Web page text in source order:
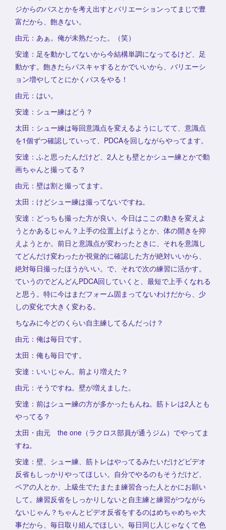
ジからのパスとかを考え出すとバリエーションってまじで豊
富だから、飽きない。
由元：あぁ。俺が未熟だった。（笑）
安達：足を動かしてないから今結構単調になってるけど、足
動かす。飽きたらパスキャするとかでいいから、バリエーシ
ョン増やしてとにかくパスをやる！
由元：はい。
安達：シュー練はどう？
太田：シュー練は毎回意識点を変えるようにしてて、意識点
を1個ずつ確認していって、PDCAを回しながらやってます。
安達：ふと思ったんだけど、2人とも壁とかシュー練とかで動
画ちゃんと撮ってる？
由元：壁は割と撮ってます。
太田：けどシュー練は撮ってないですね。
安達：どっちも撮った方が良い。今日はここの動きを変えよ
うとかあるじゃん？上手の位置上げようとか、体の開きを抑
えようとか。前日と意識点が変わったときに、それを意識し
てどんだけ変わったか視覚的に確認した方が絶対いいから、
絶対毎日撮ったほうがいい。で、それで次の練習に活かす。
ていうのでどんどんPDCA回していくと、最短で上手くなれる
と思う。特に今はまだフォーム固まってないわけだから、少
しの変化で大きく変わる。
ちなみに今どのくらい自主練してるんだっけ？
由元：俺は毎日です。
太田：俺も毎日です。
安達：いいじゃん。前より増えた？
由元：そうですね。壁が増えました。
安達：前はシュー練の方が多かったもんね。筋トレは2人とも
やってる？
太田・由元 the one（ラクロス部員が通うジム）でやってま
すね。
安達：壁、シュー練、筋トレはやってるみたいだけどビデオ
反省もしっかりやってほしい。自分でやるのもそうだけど、
ペアの人とか、上級生でたまたま練習合った人とかにお願い
して。練習反省をしっかりしないと自主練と練習がつながら
ないじゃん？ちゃんとビデオ反省をするのはめちゃめちゃ大
事だから、毎日取り組んでほしい。毎日同じ人じゃなくて色